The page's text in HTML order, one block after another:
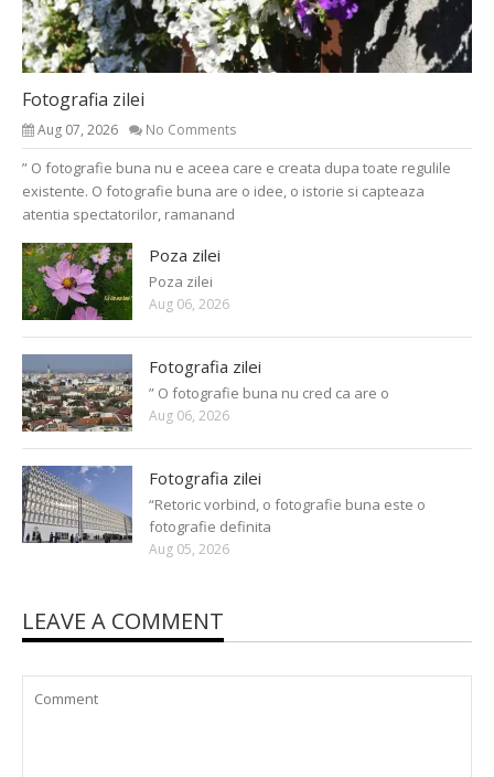
Fotografia zilei
Aug 07, 2026 No Comments
” O fotografie buna nu e aceea care e creata dupa toate regulile
existente. O fotografie buna are o idee, o istorie si capteaza
atentia spectatorilor, ramanand
Poza zilei
Poza zilei
Aug 06, 2026
Fotografia zilei
” O fotografie buna nu cred ca are o
Aug 06, 2026
Fotografia zilei
“Retoric vorbind, o fotografie buna este o
fotografie definita
Aug 05, 2026
LEAVE A COMMENT